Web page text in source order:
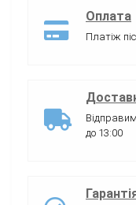
Оплата
Платіж
до 13:00